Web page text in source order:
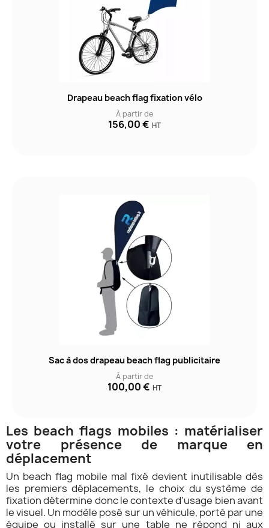
Drapeau beach flag fixation vélo
À partir de
156,00 € HT
Sac à dos drapeau beach flag publicitaire
À partir de
100,00 € HT
Les beach flags mobiles : matérialiser
votre présence de marque en
déplacement
Un beach flag mobile mal fixé devient inutilisable dès
les premiers déplacements, le choix du système de
fixation détermine donc le contexte d'usage bien avant
le visuel. Un modèle posé sur un véhicule, porté par une
équipe ou installé sur une table ne répond ni aux